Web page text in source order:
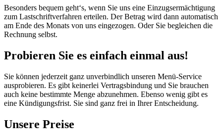
Besonders bequem geht‘s, wenn Sie uns eine Einzugsermächtigung
zum Lastschriftverfahren erteilen. Der Betrag wird dann automatisch
am Ende des Monats von uns eingezogen. Oder Sie begleichen die
Rechnung selbst.
Probieren Sie es einfach einmal aus!
Sie können jederzeit ganz unverbindlich unseren Menü-Service
ausprobieren. Es gibt keinerlei Vertragsbindung und Sie brauchen
auch keine bestimmte Menge abzunehmen. Ebenso wenig gibt es
eine Kündigungsfrist. Sie sind ganz frei in Ihrer Entscheidung.
Unsere Preise